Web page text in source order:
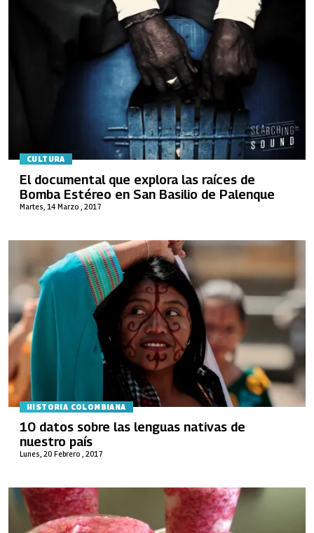
CULTURA
Martes, 14 Marzo , 2017
El documental que explora las raíces de
Bomba Estéreo en San Basilio de Palenque
HISTORIA COLOMBIANA
Lunes, 20 Febrero , 2017
10 datos sobre las lenguas nativas de
nuestro país